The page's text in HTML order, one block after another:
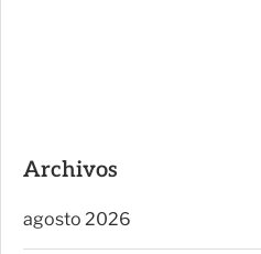
Archivos
agosto 2026